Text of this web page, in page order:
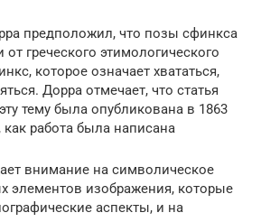
предположил, что позы сфинкса
греческого этимологического
которое означает хвататься,
Дорра отмечает, что статья
тему была опубликована в 1863
как работа была написана
внимание на символическое
элементов изображения, которые
аспекты, и на